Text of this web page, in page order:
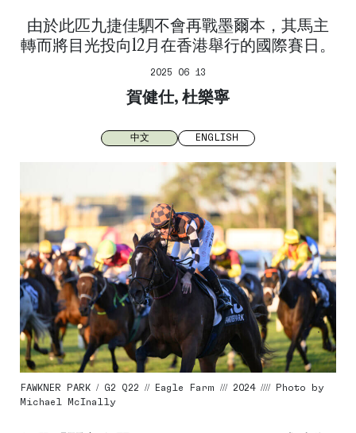
由於此匹九捷佳駟不會再戰墨爾本，其馬主
轉而將目光投向12月在香港舉行的國際賽日。
2025 06 13
賀健仕, 杜樂寧
中文 ENGLISH
FAWKNER PARK / G2 Q22 // Eagle Farm /// 2024 //// Photo by
Michael McInally